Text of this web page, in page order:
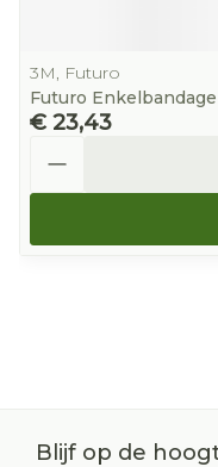
3M, Futuro
Futuro Enkelbandage
€ 23,43
Blijf op de